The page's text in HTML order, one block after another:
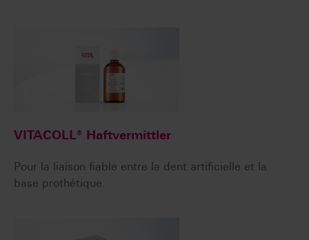
VITACOLL® Haftvermittler
Pour la liaison fiable entre la dent artificielle et la
base prothétique.